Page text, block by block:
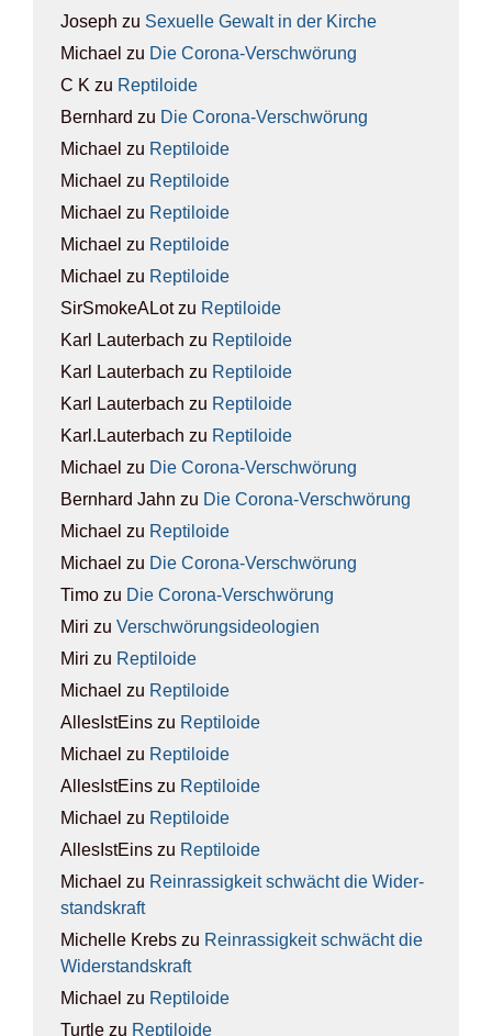
Joseph zu Sexu­el­le Gewalt in der Kir­che
Michael zu Die Coro­na-Ver­schwö­rung
C K zu Rep­ti­lo­ide
Bernhard zu Die Coro­na-Ver­schwö­rung
Michael zu Rep­ti­lo­ide
Michael zu Rep­ti­lo­ide
Michael zu Rep­ti­lo­ide
Michael zu Rep­ti­lo­ide
Michael zu Rep­ti­lo­ide
SirSmokeALotzu Rep­ti­lo­ide
Karl Lauterbach zu Rep­ti­lo­ide
Karl Lauterbach zu Rep­ti­lo­ide
Karl Lauterbach zu Rep­ti­lo­ide
Karl.Lauterbach zu Rep­ti­lo­ide
Michael zu Die Coro­na-Ver­schwö­rung
Bernhard Jahn zu Die Coro­na-Ver­schwö­rung
Michael zu Rep­ti­lo­ide
Michael zu Die Coro­na-Ver­schwö­rung
Timo zu Die Coro­na-Ver­schwö­rung
Miri zu Ver­schwö­rungs­ideo­lo­gien
Miri zu Rep­ti­lo­ide
Michael zu Rep­ti­lo­ide
AllesIstEins zu Rep­ti­lo­ide
Michael zu Rep­ti­lo­ide
AllesIstEins zu Rep­ti­lo­ide
Michael zu Rep­ti­lo­ide
AllesIstEins zu Rep­ti­lo­ide
Michael zu Rein­ras­sig­keit schwächt die Wider­
stands­kraft
Michelle Krebs zu Rein­ras­sig­keit schwächt die
Wider­stands­kraft
Michael zu Rep­ti­lo­ide
Turtle zu Rep­ti­lo­ide